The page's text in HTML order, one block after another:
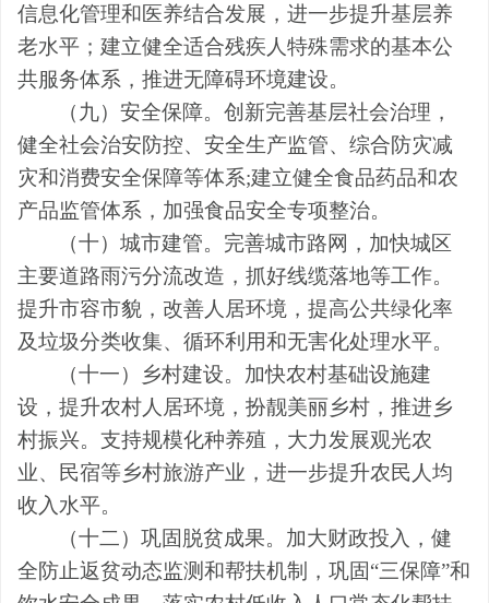
信息化管理和医养结合发展，进一步提升基层养
老水平；建立健全适合残疾人特殊需求的基本公
共服务体系，推进无障碍环境建设。
（九）安全保障。创新完善基层社会治理，
健全社会治安防控、 安全生产监管、综合防灾减
灾和消费安全保障等体系;建立健全食品药品和农
产品监管体系，加强食品安全专项整治。
（十）城市建管。 完善城市路网，加快城区
主要道路雨污分流改造，抓好线缆落地等工作。
提升市容市貌，改善人居环境，提高公共绿化率
及垃圾分类收集、循环利用和无害化处理水平。
（十一）乡村建设。加快农村基础设施建
设，提升农村人居环境， 扮靓美丽乡村，推进乡
村振兴。 支持规模化种养殖，大力发展观光农
业、民宿等乡村旅游产业，进一步提升农民人均
收入水平。
（十二）巩固脱贫成果。加大财政投入，健
全防止返贫动态监测和帮扶机制，巩固“三保障”和